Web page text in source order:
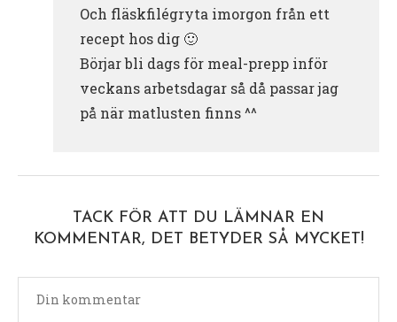
Och fläskfilégryta imorgon från ett
recept hos dig 🙂
Börjar bli dags för meal-prepp inför
veckans arbetsdagar så då passar jag
på när matlusten finns ^^
TACK FÖR ATT DU LÄMNAR EN
KOMMENTAR, DET BETYDER SÅ MYCKET!